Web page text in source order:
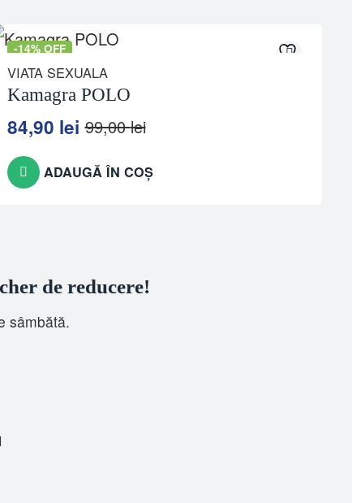
-14% OFF
VIATA SEXUALA
Kamagra POLO
99,00lei
Prețul
a
fost:
84,90 lei
Prețul
este:
84,90 lei.ADAUGĂ ÎN COȘ
de reducere!
sâmbătă.